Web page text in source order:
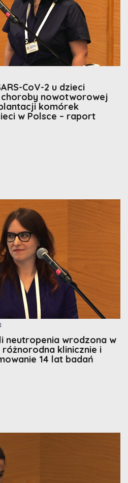
CoV-2 u dzieci
nowotworowej
komórek
w Polsce – raport
neutropenia wrodzona w
klinicznie i
14 lat badań